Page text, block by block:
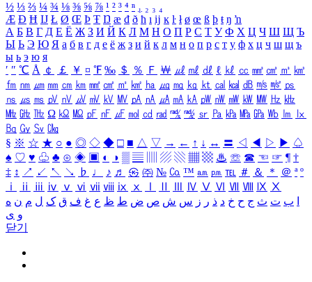
½ ⅓ ⅔ ¼ ¾ ⅛ ⅜ ⅝ ⅞ ¹ ² ³ ⁴ ⁿ ₁ ₂ ₃ ₄
Æ Ð Ħ Ĳ Ł Ø Œ Þ Ŧ Ŋ æ đ ð ħ ı ĳ ĸ ŀ ł ø œ ß þ ŧ ŋ ŉ
А Б В Г Д Е Ё Ж З И Й К Л М Н О П Р С Т У Ф Х Ц Ч Ш Щ Ъ
Ы Ь Э Ю Я а б в г д е ё ж з и й к л м н о п р с т у ф х ц ч ш щ ъ
ы ь э ю я
′ ″ ℃ Å ￠ ￡ ￥ ¤ ℉ ‰ ＄ ％ Ｆ ￦ ㎕ ㎖ ㎗ ℓ ㎘ ㏄ ㎣ ㎤ ㎥ ㎦
㎙ ㎚ ㎛ ㎜ ㎝ ㎞ ㎟ ㎠ ㎡ ㎢ ㏊ ㎍ ㎎ ㎏ ㏏ ㎈ ㎉ ㏈ ㎧ ㎨ ㎰
㎱ ㎲ ㎳ ㎴ ㎵ ㎶ ㎷ ㎸ ㎹ ㎀ ㎁ ㎂ ㎃ ㎄ ㎺ ㎻ ㎽ ㎾ ㎿ ㎐ ㎑
㎒ ㎓ ㎔ Ω ㏀ ㏁ ㎊ ㎋ ㎌ ㏖ ㏅ ㎭ ㎮ ㎯ ㏛ ㎩ ㎪ ㎫ ㎬ ㏝ ㏐
㏓
㏃ ㏉ ㏜ ㏆
§ ※ ☆ ★ ○ ● ◎ ◇ ◆ □ ■ △ ▽ → ← ↑ ↓ ↔ 〓 ◁ ◀ ▷ ▶ ♤
♠ ♡ ♥ ♧ ♣ ⊙ ◈ ▣ ◐ ◑ ▒ ▤ ▨ ▧ ▦ ▩ ♨ ☏ ☎ ☜ ☞ ¶ †
‡ ↕ ↗ ↙ ↖ ↘ ♭ ♩ ♪ ♬ ㉿ ㈜ № ㏇ ™ ㏂ ㏘ ℡ ＃ ＆ ＊ ＠ ª º
ⅰ
ⅱ ⅲ ⅳ ⅴ ⅵ ⅶ ⅷ ⅸ ⅹ Ⅳ Ⅴ Ⅵ Ⅶ Ⅷ Ⅸ Ⅹ
ب ت ث ج ح خ د ذ ر ز س ش ص ض ط ظ ع غ ف ق ک ل م ن ه
و ی
닫기